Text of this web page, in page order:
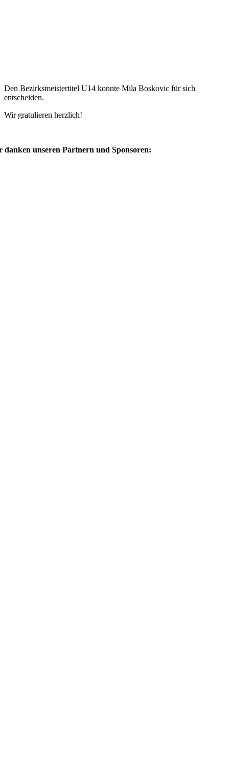
Den Bezirksmeistertitel U14 konnte Mila Boskovic für sich
entscheiden.
Wir gratulieren herzlich!
danken unseren Partnern und Sponsoren: